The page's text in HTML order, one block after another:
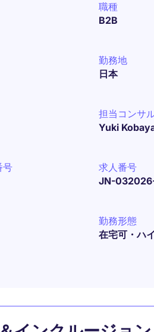
職種
B2B
勤務地
日本
担当コンサ
Yuki
号
求人番号
JN-
勤務形態
在宅可・ハ